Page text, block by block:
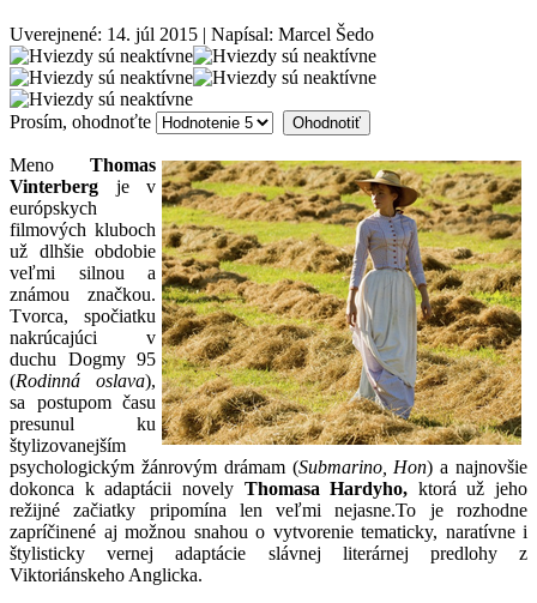
Uverejnené: 14. júl 2015 | Napísal: Marcel Šedo
Prosím, ohodnoťte
Meno Thomas
Vinterberg je v
európskych
filmových kluboch
už dlhšie obdobie
veľmi silnou a
známou značkou.
Tvorca, spočiatku
nakrúcajúci v
duchu Dogmy 95
(Rodinná oslava),
sa postupom času
presunul ku
štylizovanejším
psychologickým žánrovým drámam (Submarino, Hon) a najnovšie
dokonca k adaptácii novely Thomasa Hardyho, ktorá už jeho
režijné začiatky pripomína len veľmi nejasne.To je rozhodne
zapríčinené aj možnou snahou o vytvorenie tematicky, naratívne i
štylisticky vernej adaptácie slávnej literárnej predlohy z
Viktoriánskeho Anglicka.